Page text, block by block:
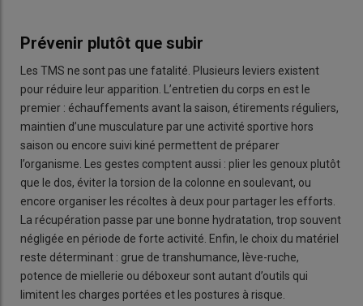
Prévenir plutôt que subir
Les TMS ne sont pas une fatalité. Plusieurs leviers existent
pour réduire leur apparition. L’entretien du corps en est le
premier : échauffements avant la saison, étirements réguliers,
maintien d’une musculature par une activité sportive hors
saison ou encore suivi kiné permettent de préparer
l’organisme. Les gestes comptent aussi : plier les genoux plutôt
que le dos, éviter la torsion de la colonne en soulevant, ou
encore organiser les récoltes à deux pour partager les efforts.
La récupération passe par une bonne hydratation, trop souvent
négligée en période de forte activité. Enfin, le choix du matériel
reste déterminant : grue de transhumance, lève-ruche,
potence de miellerie ou déboxeur sont autant d’outils qui
limitent les charges portées et les postures à risque.